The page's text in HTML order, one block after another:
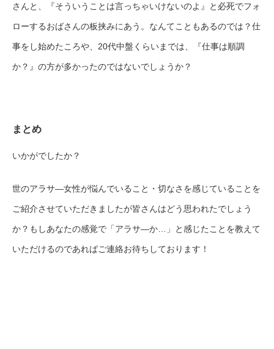
さんと、『そういうことは言っちゃいけないのよ』と必死でフォ
ローするおばさんの板挟みにあう。なんてこともあるのでは？仕
事をし始めたころや、20代中盤くらいまでは、『仕事は順調
か？』の方が多かったのではないでしょうか？
まとめ
いかがでしたか？
世のアラサ―女性が悩んでいること・切なさを感じていることを
ご紹介させていただきましたが皆さんはどう思われたでしょう
か？もしあなたの感覚で「アラサ―か…」と感じたことを教えて
いただけるのであればご連絡お待ちしております！